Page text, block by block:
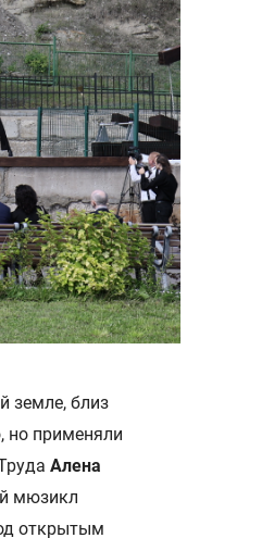
земле, близ
но применяли
Алена
мюзикл
открытым